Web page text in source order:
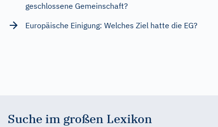
geschlossene Gemeinschaft?
Europäische Einigung: Welches Ziel hatte die EG?
Suche im großen Lexikon